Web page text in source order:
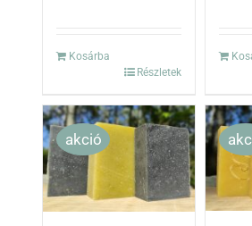
5100 Ft.
4845 Ft.
Kosárba
Részletek
akció